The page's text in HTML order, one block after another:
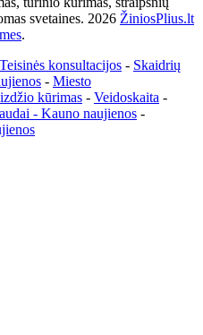
svetaines. 2026 ŽiniosPlius.lt
.
Teisinės konsultacijos - Skaidrių
- Miesto
kūrimas - Veidoskaita -
- Kauno naujienos -